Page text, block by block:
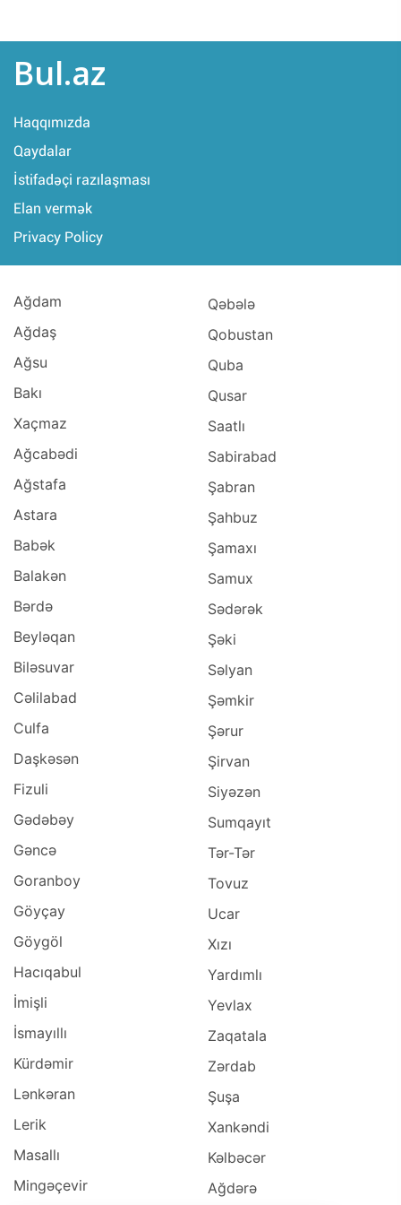
Bul.az
Haqqımızda
Qaydalar
İstifadəçi razılaşması
Elan vermək
Privacy Policy
Ağdam
Ağdaş
Ağsu
Bakı
Xaçmaz
Ağcabədi
Ağstafa
Astara
Babək
Balakən
Bərdə
Beyləqan
Biləsuvar
Cəlilabad
Culfa
Daşkəsən
Fizuli
Gədəbəy
Gəncə
Goranboy
Göyçay
Göygöl
Hacıqabul
İmişli
İsmayıllı
Kürdəmir
Lənkəran
Lerik
Masallı
Mingəçevir
Qəbələ
Qobustan
Quba
Qusar
Saatlı
Sabirabad
Şabran
Şahbuz
Şamaxı
Samux
Sədərək
Şəki
Səlyan
Şəmkir
Şərur
Şirvan
Siyəzən
Sumqayıt
Tər-Tər
Tovuz
Ucar
Xızı
Yardımlı
Yevlax
Zaqatala
Zərdab
Şuşa
Xankəndi
Kəlbəcər
Ağdərə